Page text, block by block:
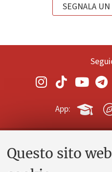
Questo sito
SEGNALA
App: